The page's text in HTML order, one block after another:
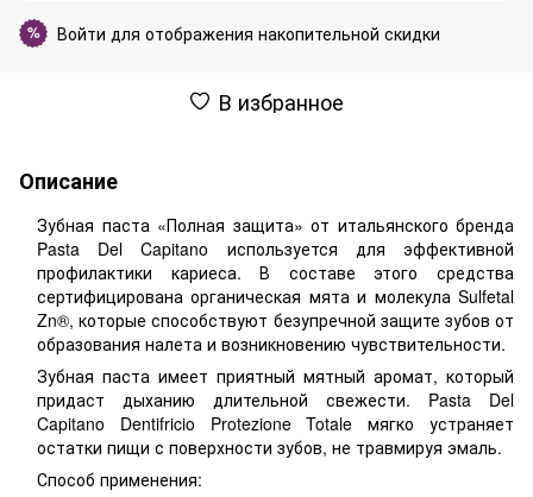
% Войти для отображения накопительной скидки
В избранное
Описание
Зубная паста «Полная защита» от итальянского бренда
Pasta Del Capitano используется для эффективной
профилактики кариеса. В составе этого средства
сертифицирована органическая мята и молекула Sulfetal
Zn®, которые способствуют безупречной защите зубов от
образования налета и возникновению чувствительности.
Зубная паста имеет приятный мятный аромат, который
придаст дыханию длительной свежести. Pasta Del
Capitano Dentifricio Protezione Totale мягко устраняет
остатки пищи с поверхности зубов, не травмируя эмаль.
Способ применения: